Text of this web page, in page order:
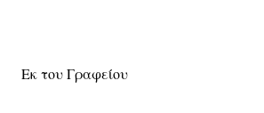
Εκ του Γραφείου